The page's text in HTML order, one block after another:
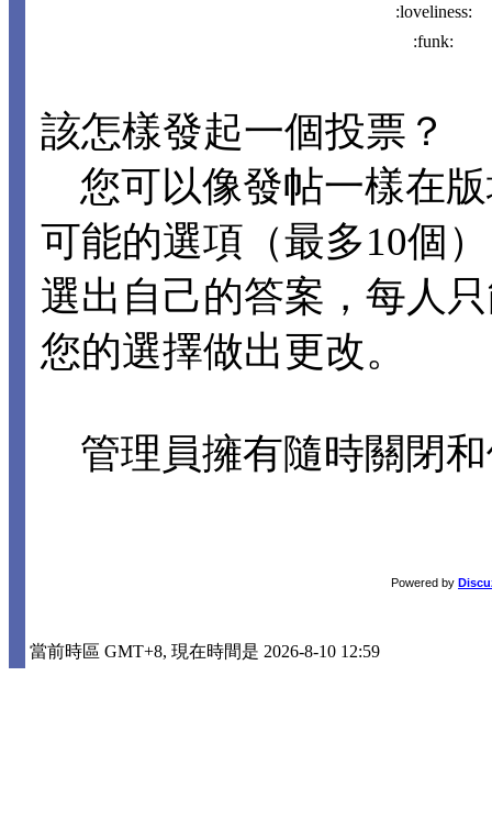
:loveliness:
:funk:
該怎樣發起一個投票？
您可以像發帖一樣在
可能的選項（最多10個
選出自己的答案，每人
您的選擇做出更改。
管理員擁有隨時關閉
Powered by
當前時區 GMT+8, 現在時間是 2026-8-10 12:59